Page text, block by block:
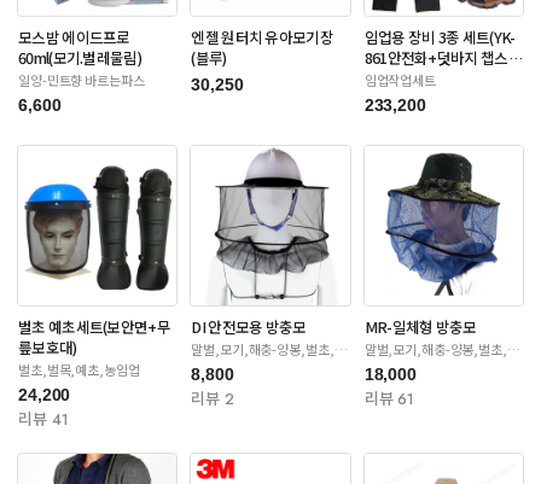
모스밤 에이드프로
60ml(모기.벌레물림)
일양-민트향 바르는파스
6,600
엔젤 원터치 유아모기장
(블루)
30,250
임업용 장비 3종 세트(YK-
861안전화+덧바지 챕스
+안전장갑)
임업작업세트
233,200
벌초 예초세트(보안면+무
릎보호대)
벌초,벌목,예초,농임업
24,200
리뷰 41
DI 안전모용 방충모
말벌,모기,해충-양봉,벌초,제
초
8,800
리뷰 2
MR-일체형 방충모
말벌,모기,해충-양봉,벌초,제
초
18,000
리뷰 61